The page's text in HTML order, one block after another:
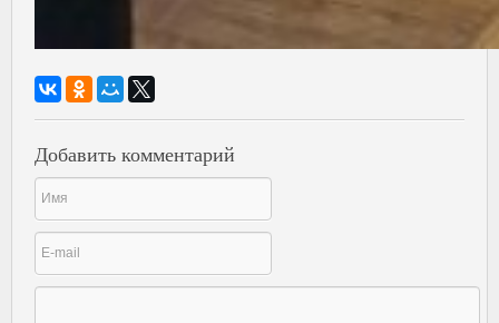
Добавить комментарий